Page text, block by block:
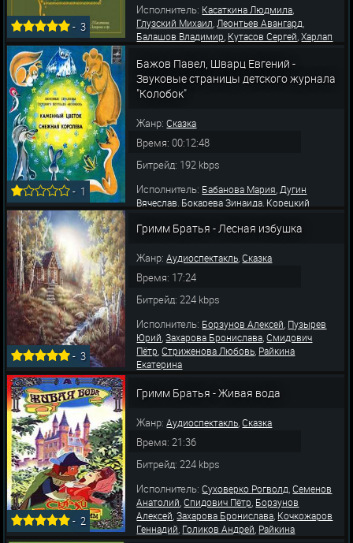
-3
Исполнитель: Касаткина Людмила,
Глузский Михаил,Леонтьев Авангард,
Балашов Владимир, Кутасов Сергей,Харлап
Ахеджакова Лия , Дуров Лев,Невинный
Вячеслав,Назарова Александра,Анофриев
Олег,Андреева Зинаида
- 1
Бажов Павел, Шварц Евгений -
Звуковые страницы детского журнала
"Колобок"
Жанр:Сказка
Время: 00:12:48
Битрейд: 192 kbps
Исполнитель: Бабанова Мария,Дугин
Вячеслав, Бокарева Зинаида, Корецкий
Татьяна ,Солонина Ирина,Захарова
-3
Гримм Братья - Лесная избушка
Жанр:Аудиоспектакль,Сказка
Время: 17:24
Битрейд: 224 kbps
Исполнитель: Борзунов Алексей, Пузырев
Юрий,Захарова Бронислава,Смидович
Пётр,Стриженова Любовь, Райкина
Екатерина
-2
Гримм Братья - Живая вода
Жанр:Аудиоспектакль,Сказка
Время: 21:36
Битрейд: 224 kbps
Исполнитель:Суховерко Рогволд,Семенов
Анатолий,Спидович Пётр, Борзунов
Алексей,Захарова Бронислава, Кочкожаров
Геннадий, Голиков Андрей, Райкина